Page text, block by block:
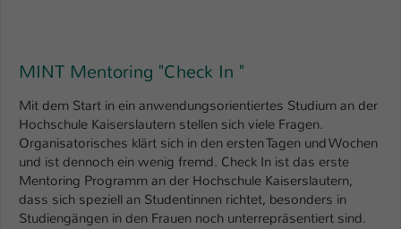
MINT Mentoring "Check In "
Mit dem Start in ein anwendungsorientiertes Studium an der
Hochschule Kaiserslautern stellen sich viele Fragen.
Organisatorisches klärt sich in den ersten Tagen und Wochen
und ist dennoch ein wenig fremd. Check In ist das erste
Mentoring Programm an der Hochschule Kaiserslautern,
dass sich speziell an Studentinnen richtet, besonders in
Studiengängen in den Frauen noch unterrepräsentiert sind.